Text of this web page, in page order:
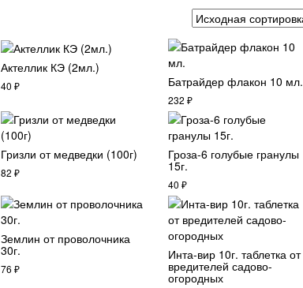
Актеллик КЭ (2мл.)
40 ₽ Батрайдер флакон 10 мл.
232 ₽
Гризли от медведки (100г)
82 ₽
Гроза-6 голубые гранулы
15г.
40 ₽
Землин от проволочника
30г.
76 ₽
Инта-вир 10г. таблетка от
вредителей садово-
огородных